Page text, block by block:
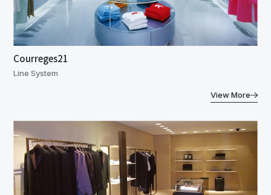
Courreges21
Line System
View More